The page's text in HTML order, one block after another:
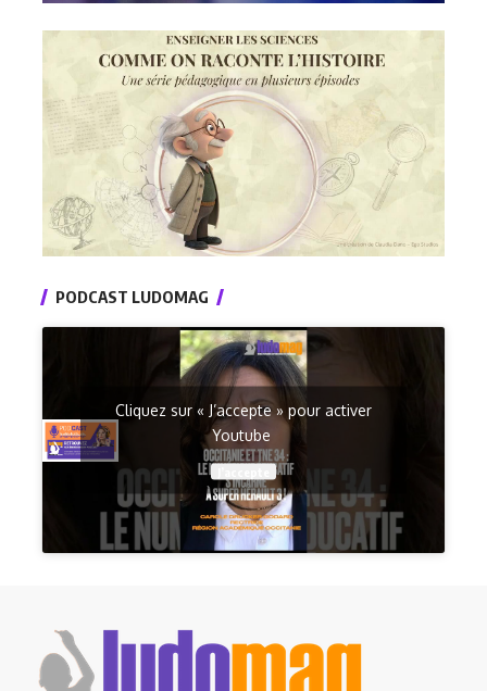
PODCAST LUDOMAG
Cliquez sur « J’accepte » pour activer
Youtube